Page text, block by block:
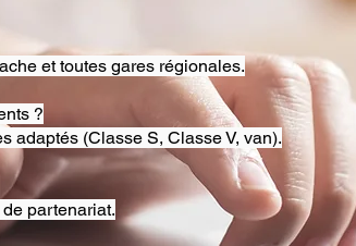
et toutes gares régionales.
?
adaptés (Classe S, Classe V, van).
partenariat.